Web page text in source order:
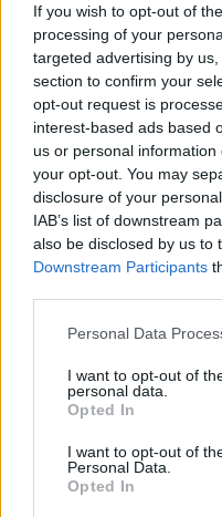
If you wish to opt-out of
processing of your
targeted advertising by
section to confirm your
opt-out request is
interest-based ads based
us or personal
your opt-out. You may
disclosure of your
IAB’s list of downstream
also be disclosed by us to
Downstream Participants
Personal Data
I want to opt-out of
personal data.
Opted In
I want to opt-out of
Personal Data.
Opted In
ΣΤΥΛΙΑΝΌΣ ΤΖΙΡΊΤΑΣ ΣΕΠ 7,2011
Η PJ Harvey
ΣΤΥΛΙΑΝΌΣ ΤΖΙΡΊΤΑΣ ΣΕΠ 7,2011
Ο (πρώην πια)
Romance
πράξη που
Ο Arthur Brown στη
Cooper